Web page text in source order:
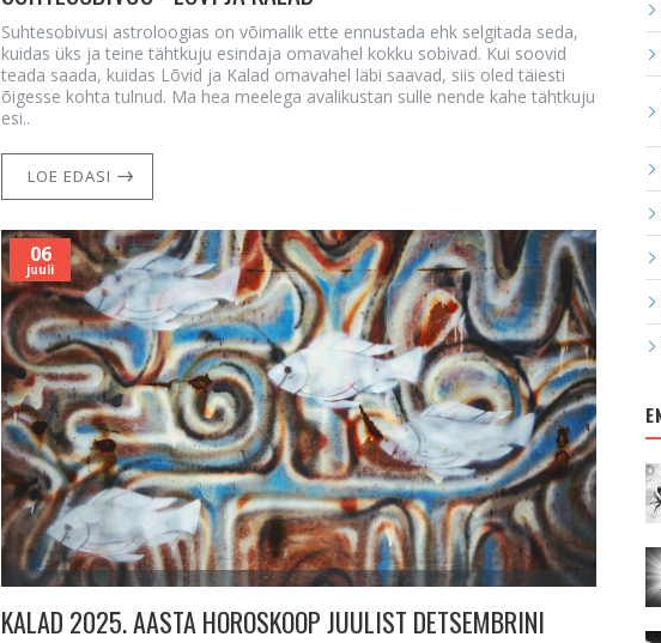
Suhtesobivusi astroloogias on võimalik ette ennustada ehk selgitada seda,
kuidas üks ja teine tähtkuju esindaja omavahel kokku sobivad. Kui soovid
teada saada, kuidas Lõvid ja Kalad omavahel läbi saavad, siis oled täiesti
õigesse kohta tulnud. Ma hea meelega avalikustan sulle nende kahe tähtkuju
esi..
LOE EDASI
06
juuli
KALAD 2025. AASTA HOROSKOOP JUULIST DETSEMBRINI